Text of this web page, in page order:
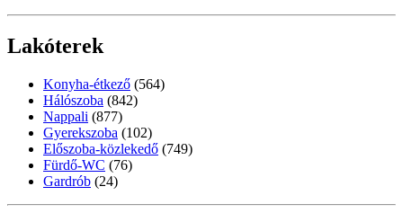
Lakóterek
Konyha-étkező (564)
Hálószoba (842)
Nappali (877)
Gyerekszoba (102)
Előszoba-közlekedő (749)
Fürdő-WC (76)
Gardrób (24)